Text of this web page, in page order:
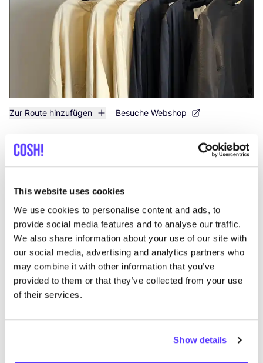
This website uses cookies
We use cookies to personalise content and ads, to
provide social media features and to analyse our traffic.
We also share information about your use of our site with
our social media, advertising and analytics partners who
may combine it with other information that you’ve
provided to them or that they’ve collected from your use
of their services.
Show details
Zur Route hinzufügen Besuche Webshop
Andere Marken